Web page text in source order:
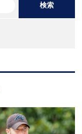
検索